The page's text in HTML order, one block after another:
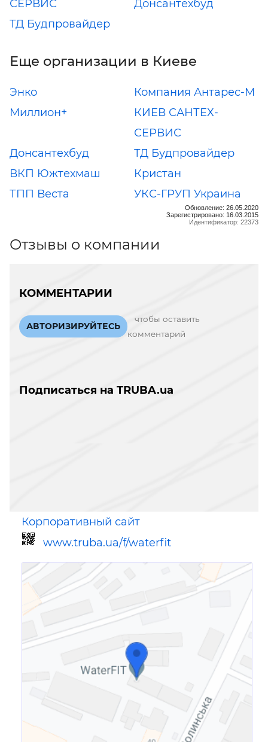
СЕРВИС
Донсантехбуд
ТД Будпровайдер
Еще организации в Киеве
Энко
Компания Антарес-М
Миллион+
КИЕВ САНТЕХ-
СЕРВИС
Донсантехбуд
ТД Будпровайдер
ВКП Южтехмаш
Кристан
ТПП Веста
УКС-ГРУП Украина
Обновление: 26.05.2020
Зарегистрировано: 16.03.2015
Идентификатор: 22373
Отзывы о компании
КОММЕНТАРИИ
АВТОРИЗИРУЙТЕСЬ
чтобы оставить
комментарий
Подписаться на TRUBA.ua
Корпоративный сайт
www.truba.ua/f/waterfit
Ссылка для мобильных устройств